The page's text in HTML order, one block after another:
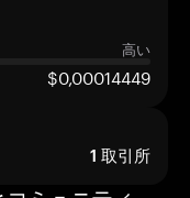
高い
$0,00014449
1 取引所